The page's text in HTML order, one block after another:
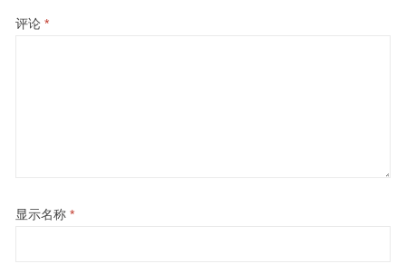
评论 *
显示名称 *